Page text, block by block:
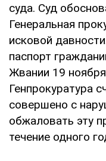
суда. Суд
Генеральная
исковой
паспорт
Жвании 19
Генпрокуратура
совершено с
обжаловать эту
течение одного